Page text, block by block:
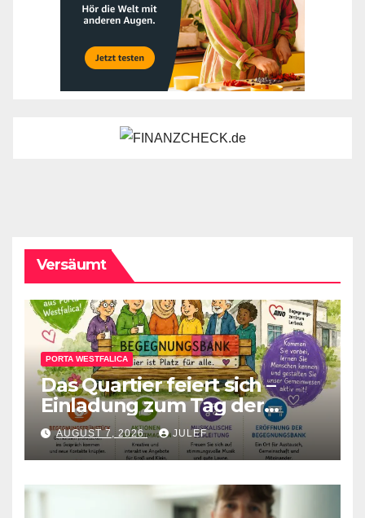
Versäumt
PORTA WESTFALICA
Das Quartier feiert sich –
Einladung zum Tag der
Begegnung
AUGUST 7, 2026 JULEF